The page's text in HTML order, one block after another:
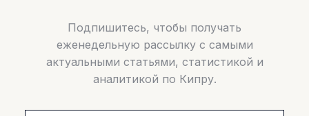
Подпишитесь, чтобы получать
еженедельную рассылку с самыми
актуальными статьями, статистикой и
аналитикой по Кипру.